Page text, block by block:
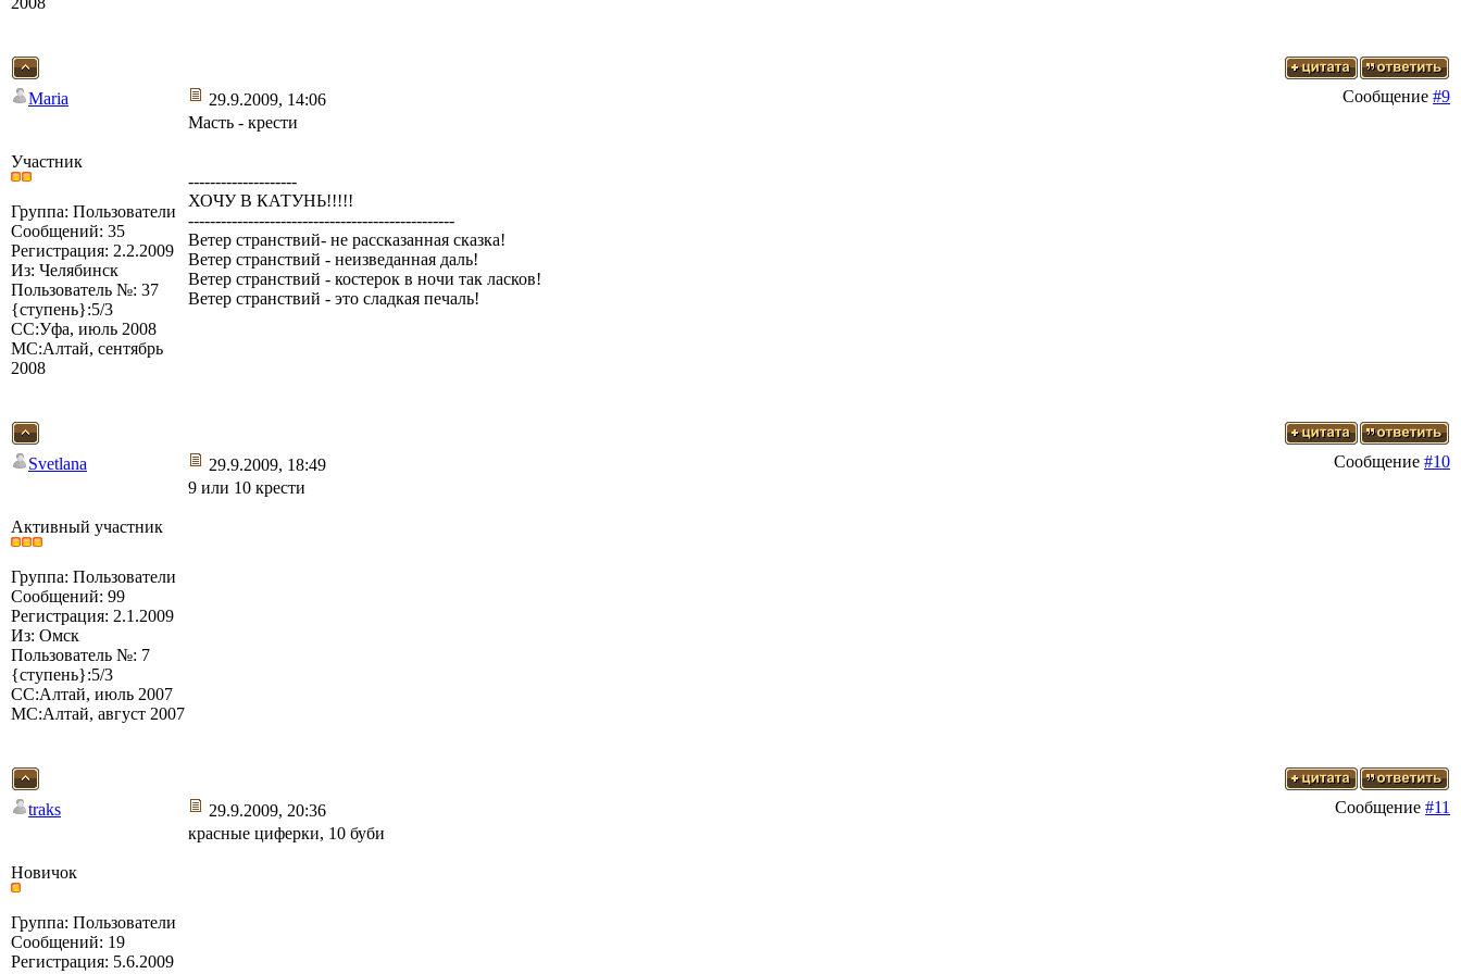
Maria 29.9.2009, 14:06 Сообщение #9
Участник
Группа: Пользователи
Сообщений: 35
Регистрация: 2.2.2009
Из: Челябинск
Пользователь №: 37
{ступень}:5/3
СС:Уфа, июль 2008
МС:Алтай, сентябрь
2008
Масть - крести
--------------------
ХОЧУ В КАТУНЬ!!!!!
-------------------------------------------------
Ветер странствий- не рассказанная сказка!
Ветер странствий - неизведанная даль!
Ветер странствий - костерок в ночи так ласков!
Ветер странствий - это сладкая печаль!
Svetlana 29.9.2009, 18:49 Сообщение #10
Активный участник
Группа: Пользователи
Сообщений: 99
Регистрация: 2.1.2009
Из: Омск
Пользователь №: 7
{ступень}:5/3
СС:Алтай, июль 2007
МС:Алтай, август 2007
9 или 10 крести
traks 29.9.2009, 20:36 Сообщение #11
Новичок
Группа: Пользователи
Сообщений: 19
Регистрация: 5.6.2009
красные циферки, 10 буби